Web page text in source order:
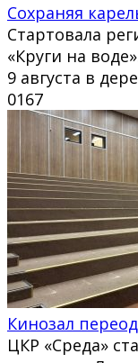
Сохраняя
Стартовала
«Круги на
9 августа в
0167
Кинозал
ЦКР «Среда»